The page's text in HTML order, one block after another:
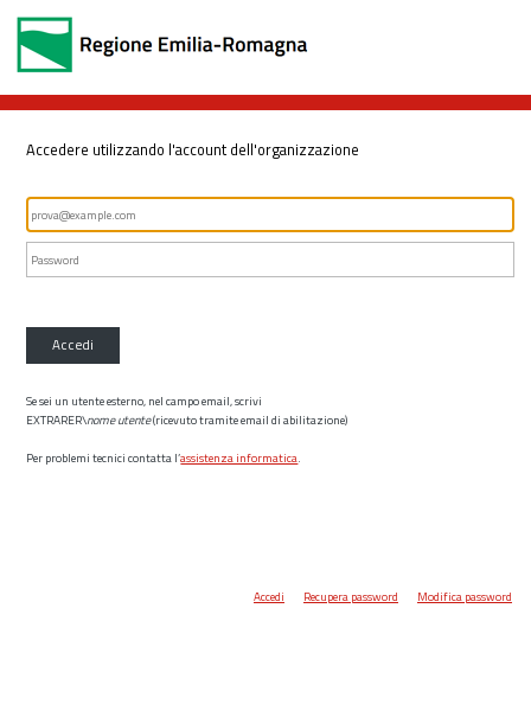
Accedere utilizzando l'account dell'organizzazione
Accedi
Se sei un utente esterno, nel campo email, scrivi
EXTRARER\nome utente(ricevuto tramite email di abilitazione)
Per problemi tecnici contatta l’assistenza informatica.
Accedi Recupera password Modifica password